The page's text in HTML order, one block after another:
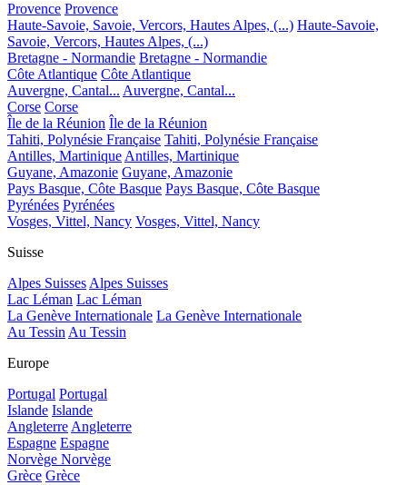
Provence Provence
Haute-Savoie, Savoie, Vercors, Hautes Alpes, (...) Haute-Savoie,
Savoie, Vercors, Hautes Alpes, (...)
Bretagne - Normandie Bretagne - Normandie
Côte Atlantique Côte Atlantique
Auvergne, Cantal... Auvergne, Cantal...
Corse Corse
Île de la Réunion Île de la Réunion
Tahiti, Polynésie Française Tahiti, Polynésie Française
Antilles, MartiniqueAntilles, Martinique
Guyane, Amazonie Guyane, Amazonie
Pays Basque, Côte Basque Pays Basque, Côte Basque
Pyrénées Pyrénées
Vosges, Vittel, Nancy Vosges, Vittel, Nancy
Suisse
Alpes SuissesAlpes Suisses
Lac Léman Lac Léman
La Genève Internationale La Genève Internationale
Au TessinAu Tessin
Europe
Portugal Portugal
Islande Islande
AngleterreAngleterre
Espagne Espagne
Norvège Norvège
Grèce Grèce